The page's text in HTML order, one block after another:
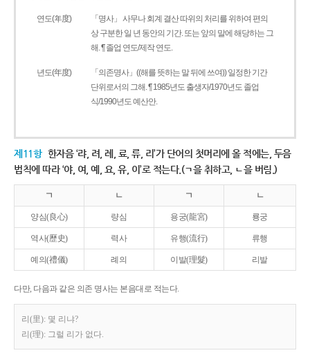
연도(年度)
「명사」 사무나 회계 결산 따위의 처리를 위하여 편의
상 구분한 일 년 동안의 기간. 또는 앞의 말에 해당하는 그
해. ¶ 졸업 연도/제작 연도.
년도(年度)
「의존명사」((해를 뜻하는 말 뒤에 쓰여)) 일정한 기간
단위로서의 그해. ¶ 1985년도 출생자/1970년도 졸업
식/1990년도 예산안.
제11항 한자음 ‘랴, 려, 례, 료, 류, 리’가 단어의 첫머리에 올 적에는, 두음
법칙에 따라 ‘야, 여, 예, 요, 유, 이’로 적는다.(ㄱ을 취하고, ㄴ을 버림.)
ㄱ ㄴ ㄱ ㄴ
양심(良心) 량심 용궁(龍宮) 룡궁
역사(歷史) 력사 유행(流行) 류행
예의(禮儀) 례의 이발(理髮) 리발
다만, 다음과 같은 의존 명사는 본음대로 적는다.
리(里): 몇 리냐?
리(理): 그럴 리가 없다.